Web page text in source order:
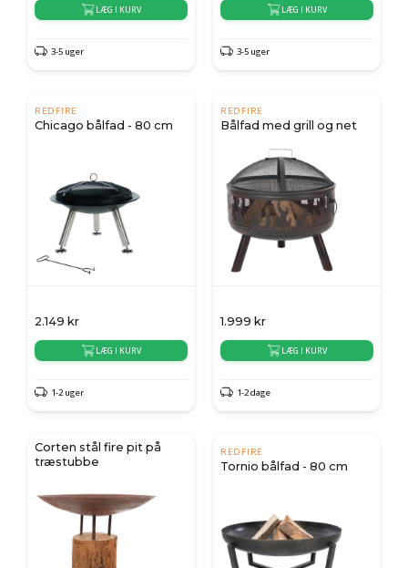
LÆG I KURV
3-5 uger
LÆG I KURV
3-5 uger
REDFIRE
Chicago bålfad - 80 cm
2.149 kr
LÆG I KURV
1-2 uger
REDFIRE
Bålfad med grill og net
1.999 kr
LÆG I KURV
1-2 dage
Corten stål fire pit på
træstubbe
REDFIRE
Tornio bålfad - 80 cm